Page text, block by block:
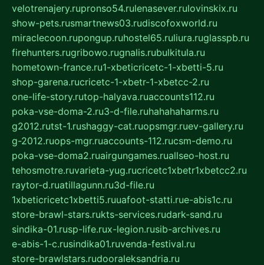
velotrenajery.rupronso54.rulenasever.rulovinskix.ru
show-pets.rusmartnews03.rudiscofoxworld.ru
miraclecoon.rupongup.ruhostel65.ruliura.ruglasspb.ru
firehunters.rugribowo.rugnalis.rubulkitula.ru
hometown-france.ru1-xbeticricetc-1-xbetti-5.ru
shop-garena.rucricetc-1-xbetr-1-xbetcc-2.ru
one-life-story.rutop-halyava.ruaccounts112.ru
poka-vse-doma-2.ru3-d-file.ruhahahaharms.ru
g2012.rutst-1.rushaggy-cat.ruopsmgr.ruev-gallery.ru
g-2012.ruops-mgr.ruaccounts-112.rucsm-demo.ru
poka-vse-doma2.ruairgungames.ruallseo-host.ru
tehosmotre.ruvarieta-yug.rucricetc1xbetr1xbetcc2.ru
raytor-d.ruatillagunn.ru3d-file.ru
1xbeticricetc1xbetti5.ruuafoot-statti.rue-abis1c.ru
store-brawl-stars.rukts-services.rudark-sand.ru
sindika-01.rusp-life.rux-legion.rusib-archives.ru
e-abis-1-c.rusindika01.ruvenda-festival.ru
store-brawlstars.rudooraleksandria.ru